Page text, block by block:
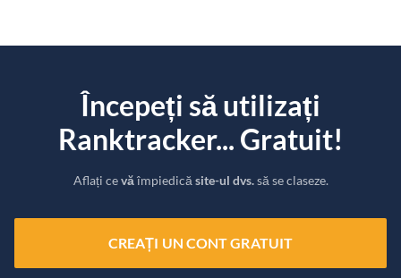
Începeți să utilizați
Ranktracker... Gratuit!
Aflați cevăîmpiedică site-ul dvs.să se claseze.
CREAȚI UN CONT GRATUIT